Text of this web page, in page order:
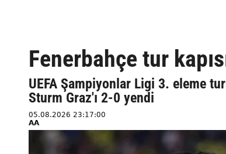
Fenerbahçe tur
UEFA Şampiyonlar Ligi 3. eleme
Sturm Graz'ı 2-0 yendi
05.08.2026 23:17:00
AA